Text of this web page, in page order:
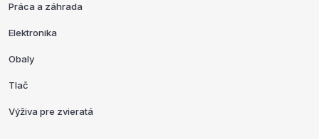
Práca a záhrada
Elektronika
Obaly
Tlač
Výživa pre zvieratá